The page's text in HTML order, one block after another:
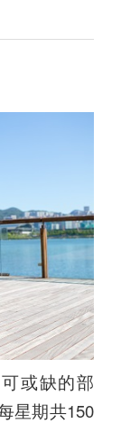
或缺的部
星期共150